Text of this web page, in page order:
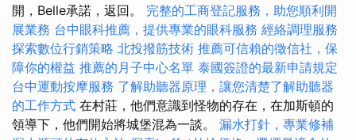
開，Belle承諾，返回。 完整的工商登記服務，助您順利開
展業務 台中眼科推薦，提供專業的眼科服務 經絡調理服務
探索數位行銷策略 北投撥筋技術 推薦可信賴的徵信社，保
障你的權益 推薦的月子中心名單 泰國簽證的最新申請規定
台中運動按摩服務 了解助聽器原理，讓您清楚了解助聽器
的工作方式 在村莊，他們意識到怪物的存在，在加斯頓的
領導下，他們開始將城堡混為一談。 漏水打針，專業修補